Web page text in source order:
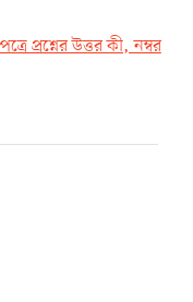
প্রশ্নের উত্তর কী, নম্বর